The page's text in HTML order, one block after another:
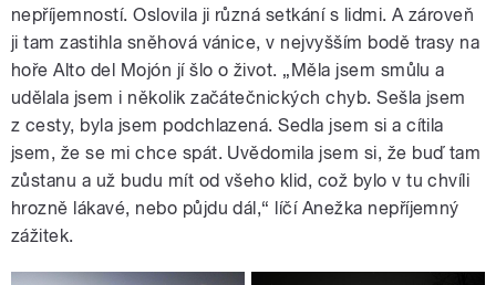
nepříjemností. Oslovila ji různá setkání s lidmi.A zároveň
ji tam zastihla sněhová vánice, v nejvyšším bodě trasy na
hoře Alto del Mojón jí šlo o život. „Měla jsem smůlu a
udělala jsem i několik začátečnických chyb. Sešla jsem
z cesty, byla jsem podchlazená. Sedla jsem si a cítila
jsem, že se mi chce spát. Uvědomila jsem si, že buď tam
zůstanu a už budu mít od všeho klid, což bylo v tu chvíli
hrozně lákavé, nebo půjdu dál,“ líčí Anežka nepříjemný
zážitek.